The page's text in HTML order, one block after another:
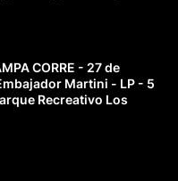
CORRE - 27 de
Martini - LP - 5
Recreativo Los